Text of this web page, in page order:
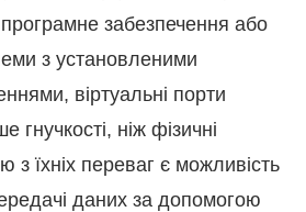
забезпечення або
з установленими
віртуальні порти
гнучкості, ніж фізичні
з їхніх переваг є можливість
даних за допомогою